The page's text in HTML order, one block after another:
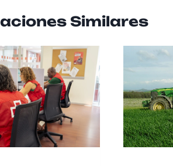
Similares